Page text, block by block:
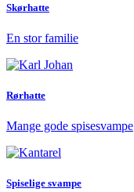
Skørhatte
En stor familie
Rørhatte
Mange gode spisesvampe
Spiselige svampe